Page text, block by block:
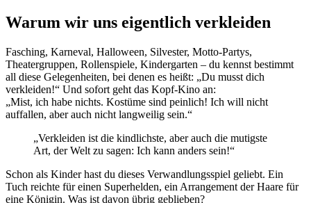
Warum wir uns eigentlich verkleiden
Fasching, Karneval, Halloween, Silvester, Motto-Partys,
Theatergruppen, Rollenspiele, Kindergarten – du kennst bestimmt
all diese Gelegenheiten, bei denen es heißt: „Du musst dich
verkleiden!“ Und sofort geht das Kopf-Kino an:
„Mist, ich habe nichts. Kostüme sind peinlich! Ich will nicht
auffallen, aber auch nicht langweilig sein.“
„Verkleiden ist die kindlichste, aber auch die mutigste
Art, der Welt zu sagen: Ich kann anders sein!“
Schon als Kinder hast du dieses Verwandlungsspiel geliebt. Ein
Tuch reichte für einen Superhelden, ein Arrangement der Haare für
eine Königin. Was ist davon übrig geblieben?